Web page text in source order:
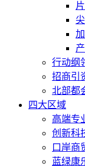
行动纲
招商引
北部都
四大区域
高端专
创新科
口岸商
蓝绿康